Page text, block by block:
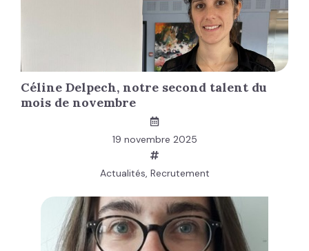
Céline Delpech, notre second talent du
mois de novembre
19 novembre 2025
Actualités, Recrutement